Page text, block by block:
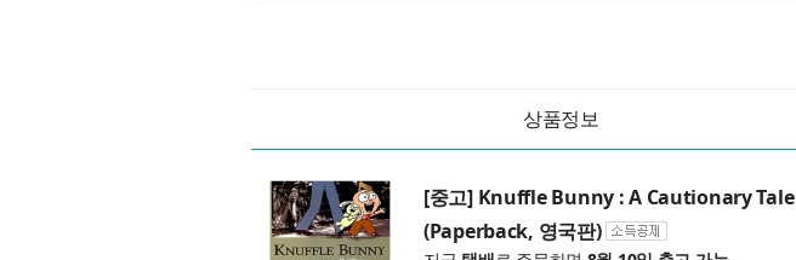
상품정보
[중고] Knuffle Bunny : A Cautionary Tale
(Paperback, 영국판)